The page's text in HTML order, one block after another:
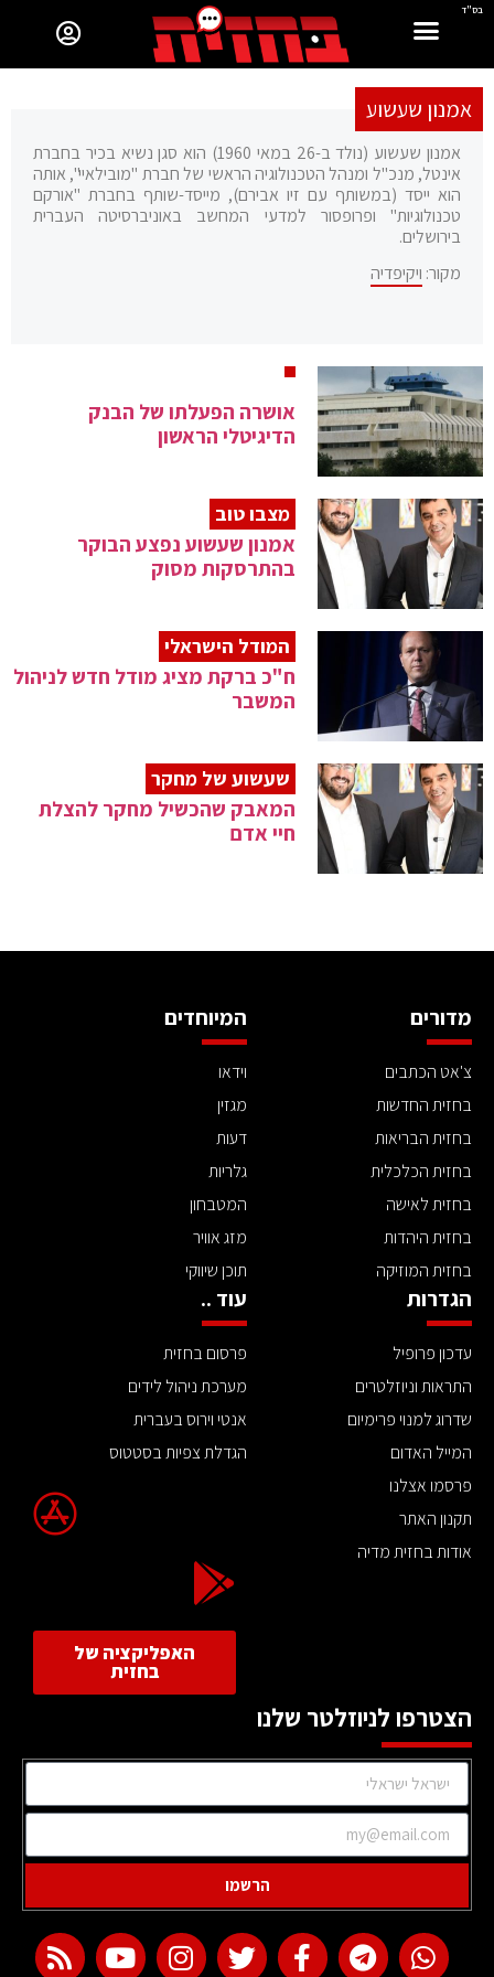
בס"ד
אמנון שעשוע
אמנון שעשוע (נולד ב-26 במאי 1960) הוא סגן נשיא בכיר בחברת
אינטל, מנכ"ל ומנהל הטכנולוגיה הראשי של חברת "מובילאיי", אותה
הוא ייסד (במשותף עם זיו אבירם), מייסד-שותף בחברת "אורקם
טכנולוגיות" ופרופסור למדעי המחשב באוניברסיטה העברית
בירושלים.
מקור: ויקיפדיה
אושרה הפעלתו של הבנק
הדיגיטלי הראשון
מצבו טוב
אמנון שעשוע נפצע הבוקר
בהתרסקות מסוק
המודל הישראלי
ח"כ ברקת מציג מודל חדש לניהול
המשבר
שעשוע של מחקר
המאבק שהכשיל מחקר להצלת
חיי אדם
מדורים
צ'אט הכתבים
בחזית החדשות
בחזית הבריאות
בחזית הכלכלית
בחזית לאישה
בחזית היהדות
בחזית המוזיקה
המיוחדים
וידאו
מגזין
דעות
גלריות
המטבחון
מזג אוויר
תוכן שיווקי
הגדרות
עדכון פרופיל
התראות וניוזלטרים
שדרוג למנוי פרימיום
המייל האדום
פרסמו אצלנו
תקנון האתר
אודות בחזית מדיה
עוד ..
פרסום בחזית
מערכת ניהול לידים
אנטי וירוס בעברית
הגדלת צפיות בסטטוס
האפליקציה של
בחזית
הצטרפו לניוזלטר שלנו
הרשמו